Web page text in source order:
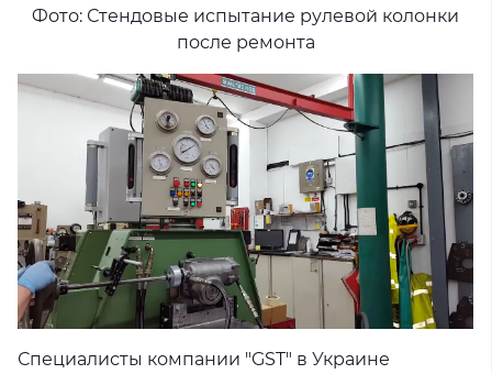
Фото: Стендовые испытание рулевой колонки
после ремонта
Специалисты компании "GST" в Украине